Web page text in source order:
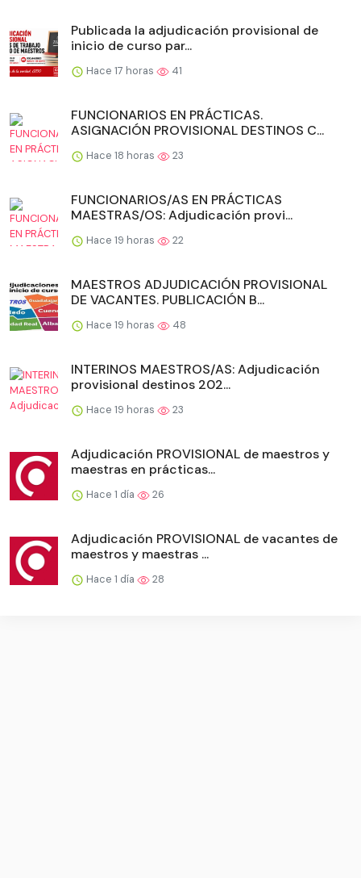
Publicada la adjudicación provisional de
inicio de curso par...
Hace 17 horas 41
FUNCIONARIOS EN PRÁCTICAS.
ASIGNACIÓN PROVISIONAL DESTINOS C...
Hace 18 horas 23
FUNCIONARIOS/AS EN PRÁCTICAS
MAESTRAS/OS: Adjudicación provi...
Hace 19 horas 22
MAESTROS ADJUDICACIÓN PROVISIONAL
DE VACANTES. PUBLICACIÓN B...
Hace 19 horas 48
INTERINOS MAESTROS/AS: Adjudicación
provisional destinos 202...
Hace 19 horas 23
Adjudicación PROVISIONAL de maestros y
maestras en prácticas...
Hace 1 día 26
Adjudicación PROVISIONAL de vacantes de
maestros y maestras ...
Hace 1 día 28